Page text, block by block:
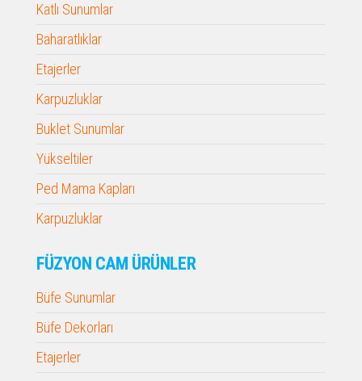
Katlı Sunumlar
Baharatlıklar
Etajerler
Karpuzluklar
Buklet Sunumlar
Yükseltiler
Ped Mama Kapları
Karpuzluklar
FÜZYON CAM ÜRÜNLER
Büfe Sunumlar
Büfe Dekorları
Etajerler